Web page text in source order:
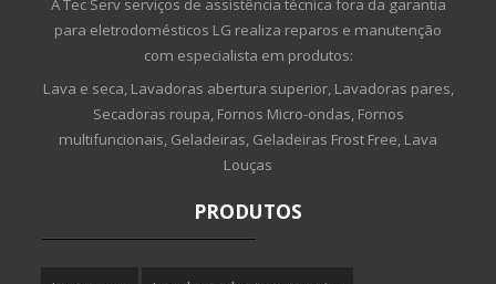
A Tec Serv serviços de assistência técnica fora da garantia
para eletrodomésticos LG realiza reparos e manutenção
com especialista em produtos:
Lava e seca, Lavadoras abertura superior, Lavadoras pares,
Secadoras roupa, Fornos Micro-ondas, Fornos
multifuncionais, Geladeiras, Geladeiras Frost Free, Lava
Louças
PRODUTOS